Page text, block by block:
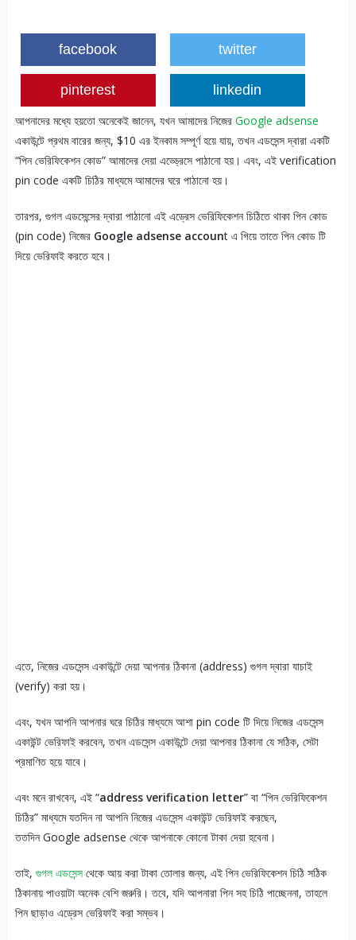
facebook twitter
pinterest linkedin
আপনাদের মধ্যে হয়তো অনেকেই জানেন, যখন আমাদের নিজের Google adsense
একাউন্টে প্রথম বারের জন্য, $10 এর ইনকাম সম্পূর্ণ হয়ে যায়, তখন এডসেন্স দ্বারা একটি
“পিন ভেরিফিকেশন কোড” আমাদের দেয়া এড্ড্রেসে পাঠানো হয়। এবং, এই verification
pin code একটি চিঠির মাধ্যমে আমাদের ঘরে পাঠানো হয়।
তারপর, গুগল এডসেন্সের দ্বারা পাঠানো এই এড্রেস ভেরিফিকেশন চিঠিতে থাকা পিন কোড
(pin code) নিজের Google adsense account এ গিয়ে তাতে পিন কোড টি
দিয়ে ভেরিফাই করতে হবে।
এতে, নিজের এডসেন্স একাউন্টে দেয়া আপনার ঠিকানা (address) গুগল দ্বারা যাচাই
(verify) করা হয়।
এবং, যখন আপনি আপনার ঘরে চিঠির মাধ্যমে আশা pin code টি দিয়ে নিজের এডসেন্স
একাউন্ট ভেরিফাই করবেন, তখন এডসেন্স একাউন্টে দেয়া আপনার ঠিকানা যে সঠিক, সেটা
প্রমাণিত হয়ে যাবে।
এবং মনে রাখবেন, এই “address verification letter” বা “পিন ভেরিফিকেশন
চিঠির” মাধ্যমে যতদিন না আপনি নিজের এডসেন্স একাউন্ট ভেরিফাই করছেন,
ততদিন Google adsense থেকে আপনাকে কোনো টাকা দেয়া হবেনা।
তাই, গুগল এডসেন্সথেকে আয় করা টাকা তোলার জন্য, এই পিন ভেরিফিকেশন চিঠি সঠিক
ঠিকানায় পাওয়াটা অনেক বেশি জরুরি। তবে, যদি আপনারা পিন সহ চিঠি পাচ্ছেননা, তাহলে
পিন ছাড়াও এড্রেস ভেরিফাই করা সম্ভব।